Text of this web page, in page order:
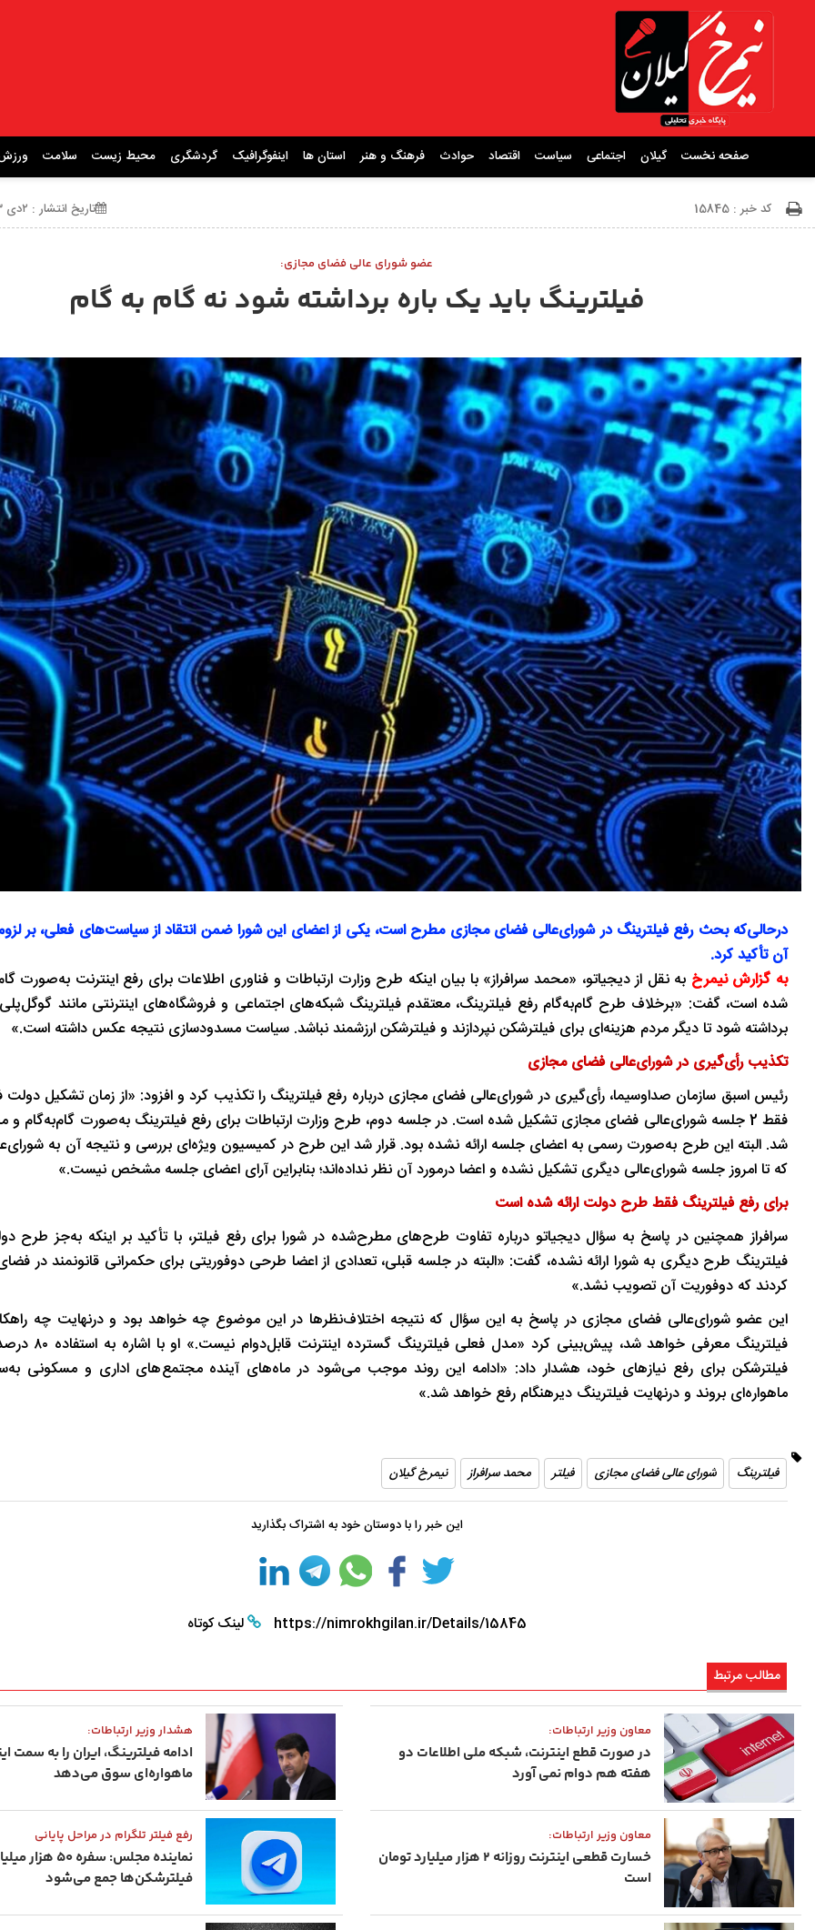
صفحه نخست گیلان اجتماعی سیاست اقتصاد حوادث فرهنگ و هنر استان ها اینفوگرافیک گردشگری محیط زیست سلامت
کد خبر : 15845 تاریخ انتشار : ۲دی ۱۴۰۳ ساعت 19:33
عضو شورای عالی فضای مجازی:
فیلترینگ باید یک باره برداشته شود نه گام به گام
در‌حالی‌که بحث رفع فیلترینگ در شورای‌عالی فضای مجازی مطرح است، یکی از اعضای این شورا ضمن انتقاد از سیاست‌های فعلی، بر
آن تأکید کرد.
به گزارش نیمرخ به نقل از دیجیاتو، «محمد سرافراز» با بیان اینکه طرح وزارت ارتباطات و فناوری اطلاعات برای رفع اینترنت به‌صورت
شده است، گفت: «برخلاف طرح گام‌به‌گام رفع فیلترینگ، معتقدم فیلترینگ شبکه‌های اجتماعی و فروشگاه‌های اینترنتی مانند گوگل‌پلی
برداشته شود تا دیگر مردم هزینه‌ای برای فیلترشکن نپردازند و فیلترشکن ارزشمند نباشد. سیاست مسدودسازی نتیجه عکس داشته است.»
تکذیب رأی‌گیری در شورای‌عالی فضای مجازی
رئیس اسبق سازمان صداوسیما، رأی‌گیری در شورای‌عالی فضای مجازی درباره رفع‌ فیلترینگ را تکذیب کرد و افزود: «از زمان تشکیل دولت
فقط 2 جلسه شورای‌عالی فضای مجازی تشکیل شده است. در جلسه دوم، طرح وزارت ارتباطات برای رفع فیلترینگ به‌صورت گام‌به‌گام
شد. البته این طرح به‌صورت رسمی به اعضای جلسه ارائه نشده بود. قرار شد این طرح در کمیسیون ویژه‌ای بررسی و نتیجه آن به
که تا امروز جلسه شورای‌عالی دیگری تشکیل نشده و اعضا درمورد آن نظر نداده‌اند؛ بنابراین آرای اعضای جلسه مشخص نیست.»
برای رفع فیلترینگ فقط طرح دولت ارائه شده است
سرافراز همچنین در پاسخ به سؤال دیجیاتو درباره تفاوت طرح‌های مطرح‌شده در شورا برای رفع فیلتر، با تأکید بر اینکه به‌جز طرح
فیلترینگ طرح دیگری به شورا ارائه نشده، گفت: «البته در جلسه قبلی، تعدادی از اعضا طرحی دوفوریتی برای حکمرانی قانونمند در
کردند که دوفوریت آن تصویب نشد.»
این عضو شورای‌عالی فضای مجازی در پاسخ به این سؤال که نتیجه اختلاف‌نظرها در این موضوع چه خواهد بود و درنهایت چه
فیلترینگ معرفی خواهد شد،
فیلترشکن برای رفع نیازهای خود، هشدار داد: «ادامه این روند موجب می‌شود در ماه‌های آینده مجتمع‌های اداری و مسکونی
ماهواره‌ای بروند و درنهایت فیلترینگ دیرهنگام رفع خواهد شد.»
فیلترینگ شورای عالی فضای مجازی فیلتر محمد سرافراز نیمرخ گیلان
این خبر را با دوستان خود به اشتراک بگذارید
https://nimrokhgilan.ir/Details/15845 لینک کوتاه
مطالب مرتبط
معاون وزیر ارتباطات:
در صورت قطع اینترنت، شبکه ملی اطلاعات دو
هفته هم دوام نمی آورد
هشدار وزیر ارتباطات:
ادامه فیلترینگ، ایران را به سمت
ماهواره‌ای سوق می‌دهد
معاون وزیر ارتباطات:
خسارت قطعی اینترنت روزانه ۲ هزار میلیارد تومان
است
رفع فیلتر تلگرام در مراحل پایانی
نماینده مجلس: سفره ۵۰
فیلترشکن‌ها جمع می‌شود
پاییز هزار شب های همیشه روشن رشت در دل روستاهای گیلان